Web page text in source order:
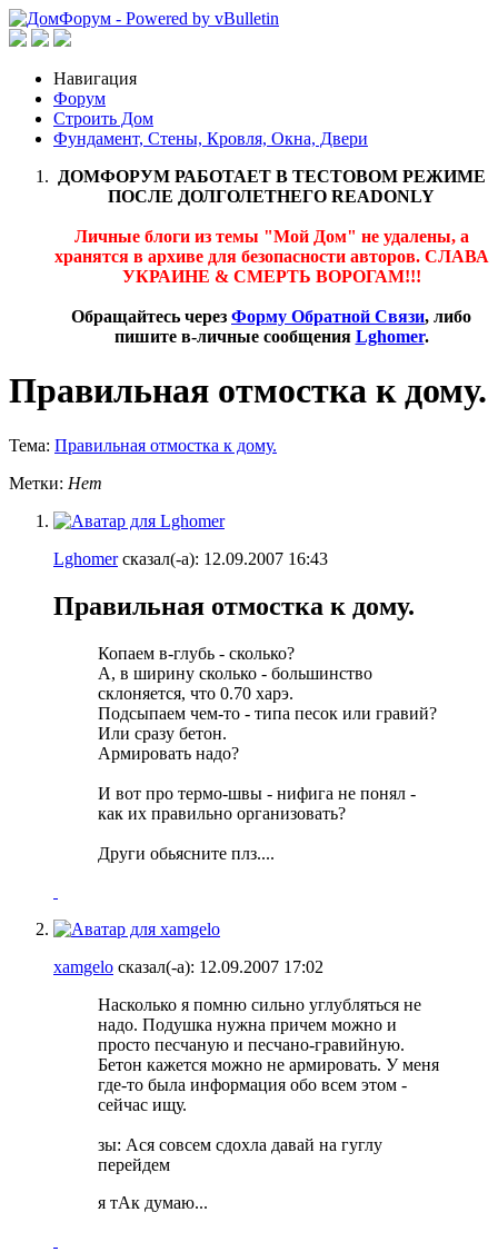
Навигация
Форум
Строить Дом
Фундамент, Стены, Кровля, Окна, Двери
ДОМФОРУМ РАБОТАЕТ В ТЕСТОВОМ РЕЖИМЕ
ПОСЛЕ ДОЛГОЛЕТНЕГО READONLY
Личные блоги из темы "Мой Дом" не удалены, а
хранятся в архиве для безопасности авторов. СЛАВА
УКРАИНЕ & СМЕРТЬ ВОРОГАМ!!!
Обращайтесь через Форму Обратной Связи, либо
пишите в-личные сообщения Lghomer.
Правильная отмостка к дому.
Тема: Правильная отмостка к дому.
Метки: Нет
Lghomerсказал(-а): 12.09.2007 16:43
Правильная отмостка к дому.
Копаем в-глубь - сколько?
А, в ширину сколько - большинство
склоняется, что 0.70 харэ.
Подсыпаем чем-то - типа песок или гравий?
Или сразу бетон.
Армировать надо?
И вот про термо-швы - нифига не понял -
как их правильно организовать?
Други обьясните плз....
xamgelo сказал(-а): 12.09.2007 17:02
Насколько я помню сильно углубляться не
надо. Подушка нужна причем можно и
просто песчаную и песчано-гравийную.
Бетон кажется можно не армировать. У меня
где-то была информация обо всем этом -
сейчас ищу.
зы: Ася совсем сдохла давай на гуглу
перейдем
я тАк думаю...